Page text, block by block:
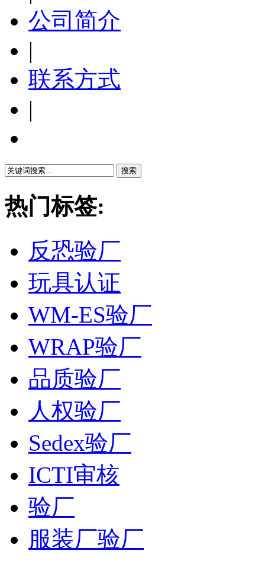
公司简介
|
联系方式
|
热门标签:
反恐验厂
玩具认证
WM-ES验厂
WRAP验厂
品质验厂
人权验厂
Sedex验厂
ICTI审核
验厂
服装厂验厂